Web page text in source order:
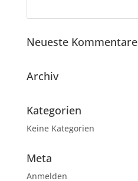
Neueste Kommentare
Archiv
Kategorien
Keine Kategorien
Meta
Anmelden